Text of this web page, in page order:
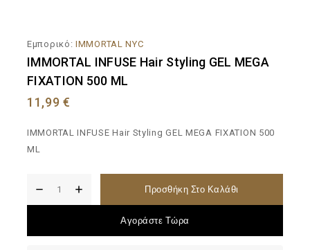
Εμπορικό: IMMORTAL NYC
IMMORTAL INFUSE Hair Styling GEL MEGA
FIXATION 500 ML
11,99€
IMMORTAL INFUSE Hair Styling GEL MEGA FIXATION 500
ML
Προσθήκη Στο Καλάθι
Αγοράστε Τώρα